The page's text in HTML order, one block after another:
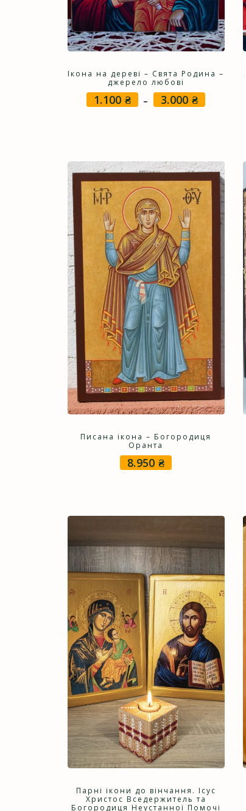
Ікона на дереві – Свята Родина –
джерело любові
1.100 ₴ – 3.000 ₴
Писана ікона – Богородиця
Оранта
8.950 ₴
Парні ікони до вінчання. Ісус
Христос Вседержитель та
Богородиця Неустанної Помочі